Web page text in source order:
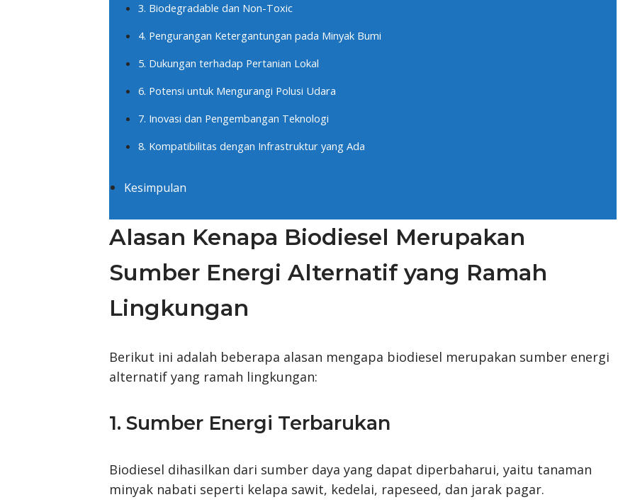
3. Biodegradable dan Non-Toxic
4. Pengurangan Ketergantungan pada Minyak Bumi
5. Dukungan terhadap Pertanian Lokal
6. Potensi untuk Mengurangi Polusi Udara
7. Inovasi dan Pengembangan Teknologi
8. Kompatibilitas dengan Infrastruktur yang Ada
Kesimpulan
Alasan Kenapa Biodiesel Merupakan
Sumber Energi Alternatif yang Ramah
Lingkungan
Berikut ini adalah beberapa alasan mengapa biodiesel merupakan sumber energi
alternatif yang ramah lingkungan:
1. Sumber Energi Terbarukan
Biodiesel dihasilkan dari sumber daya yang dapat diperbaharui, yaitu tanaman
minyak nabati seperti kelapa sawit, kedelai, rapeseed, dan jarak pagar.